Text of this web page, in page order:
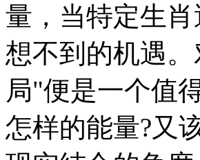
量，当特定生
想不到的机遇
局"便是一个值
怎样的能量?又